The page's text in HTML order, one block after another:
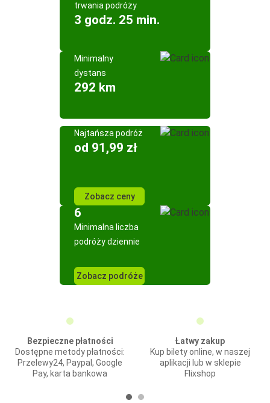
trwania podróży
3 godz. 25 min.
Minimalny
dystans
292 km
Najtańsza podróż
od 91,99 zł
Zobacz ceny
6
Minimalna liczba
podróży dziennie
Zobacz podróże
Bezpieczne płatności
Dostępne metody płatności:
Przelewy24, Paypal, Google
Pay, karta bankowa
Łatwy zakup
Kup bilety online, w naszej
aplikacji lub w sklepie
Flixshop